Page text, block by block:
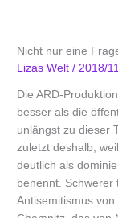
Nicht nur eine
Lizas Welt/ 2018/
Die ARD-
besser als die
unlängst zu dieser
zuletzt deshalb,
deutlich als
benennt.
Antisemitismus